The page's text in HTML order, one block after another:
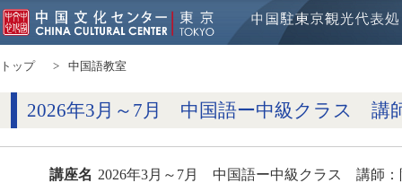
トップ 中国語教室
2026年3月～7月 中国語ー中級クラス 講
講座名 2026年3月～7月 中国語ー中級クラス 講師：